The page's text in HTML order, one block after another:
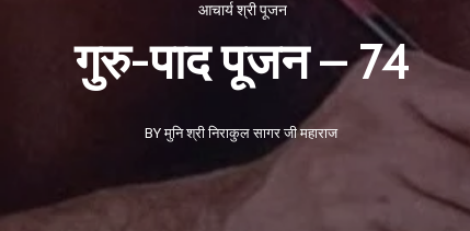
आचार्य श्री पूजन
गुरु-पाद पूजन – 74
BY मुनि श्री निराकुल सागर जी महाराज